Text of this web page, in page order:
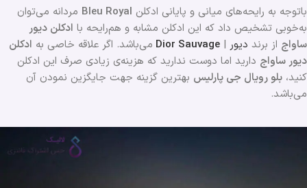
باتوجه به رایحه‌های میانی و پایانی ادکلن Bleu Royal مردانه می‌توان
به‌خوبی تشخیص داد که این ادکلن مشابه و هم‌رایحه با ادکلن دیور
ساواج از برند دیور |
Dior Sauvage می‌باشد. اگر علاقه خاصی به ادکلن
دیور ساواج دارید اما دوست ندارید که هزینه‌ی زیادی صرف این ادکلن
کنید، بلو رویال جی پارلیس بهترین گزینه جهت جایگزین نمودن آن
می‌باشد.